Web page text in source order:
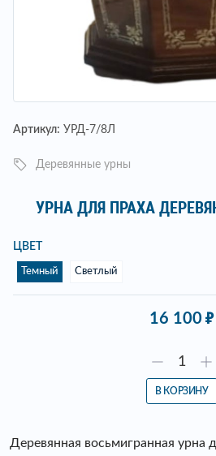
Артикул: УРД-7/8Л
Деревянные урны
УРНА ДЛЯ ПРАХА
ЦВЕТ
Темный Светлый
16 100
В КОРЗИНУ
Деревянная восьмигранная урна